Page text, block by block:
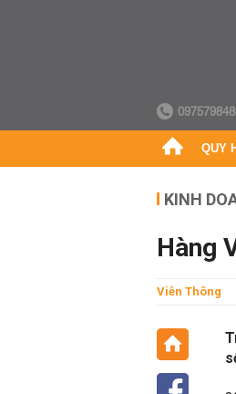
QUY
KINH
Hàng
Viễn Thông